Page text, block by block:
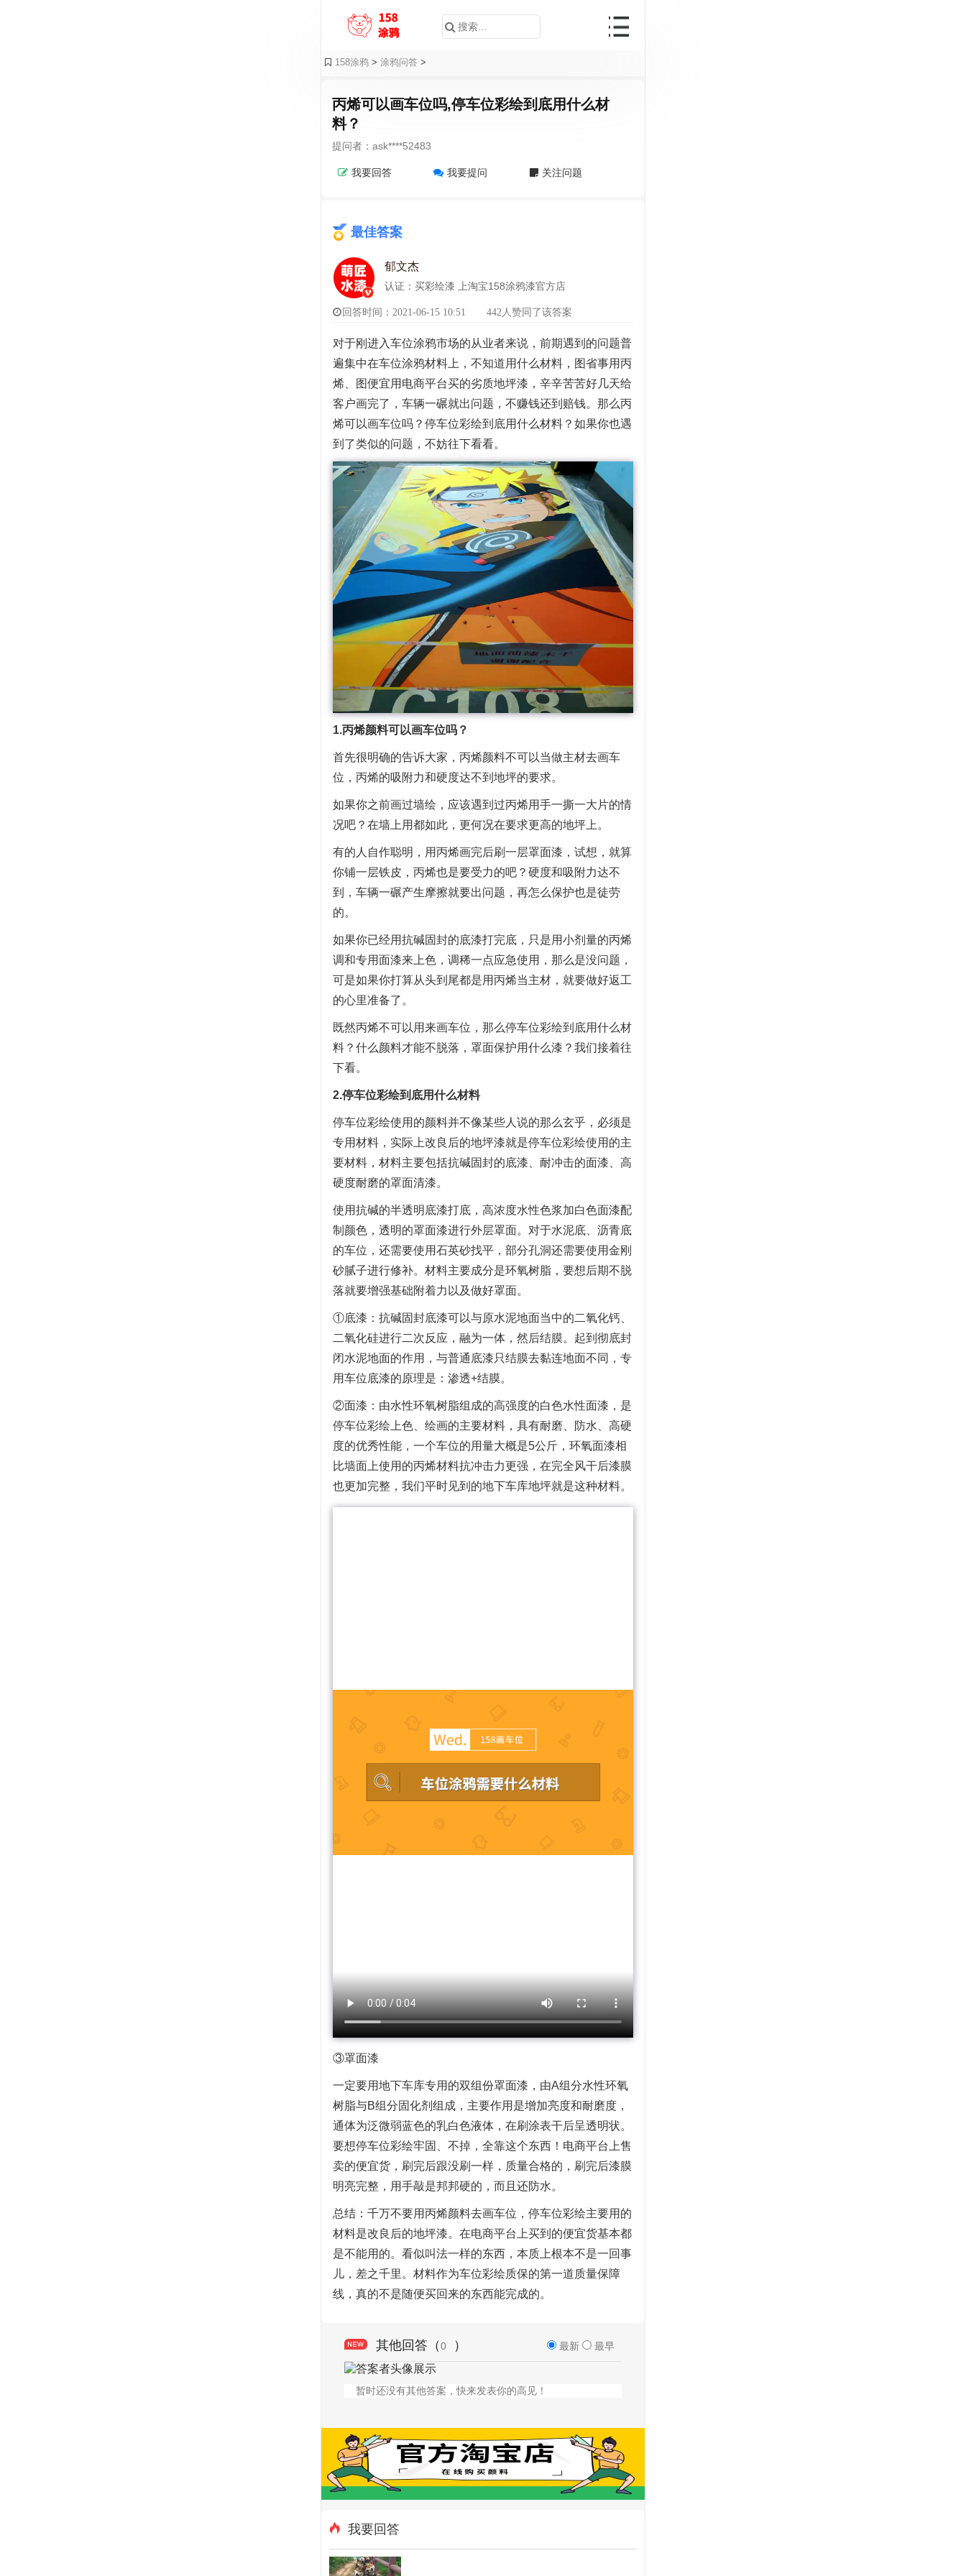
158涂鸦 > 涂鸦问答 >
丙烯可以画车位吗,停车位彩绘到底用什么材
料？
提问者：ask****52483
我要回答 我要提问 关注问题
最佳答案
郁文杰
认证：买彩绘漆 上淘宝158涂鸦漆官方店
回答时间：2021-06-15 10:51 442人赞同了该答案
对于刚进入车位涂鸦市场的从业者来说，前期遇到的问题普
遍集中在车位涂鸦材料上，不知道用什么材料，图省事用丙
烯、图便宜用电商平台买的劣质地坪漆，辛辛苦苦好几天给
客户画完了，车辆一碾就出问题，不赚钱还到赔钱。那么丙
烯可以画车位吗？停车位彩绘到底用什么材料？如果你也遇
到了类似的问题，不妨往下看看。
1.丙烯颜料可以画车位吗？
首先很明确的告诉大家，丙烯颜料不可以当做主材去画车
位，丙烯的吸附力和硬度达不到地坪的要求。
如果你之前画过墙绘，应该遇到过丙烯用手一撕一大片的情
况吧？在墙上用都如此，更何况在要求更高的地坪上。
有的人自作聪明，用丙烯画完后刷一层罩面漆，试想，就算
你铺一层铁皮，丙烯也是要受力的吧？硬度和吸附力达不
到，车辆一碾产生摩擦就要出问题，再怎么保护也是徒劳
的。
如果你已经用抗碱固封的底漆打完底，只是用小剂量的丙烯
调和专用面漆来上色，调稀一点应急使用，那么是没问题，
可是如果你打算从头到尾都是用丙烯当主材，就要做好返工
的心里准备了。
既然丙烯不可以用来画车位，那么停车位彩绘到底用什么材
料？什么颜料才能不脱落，罩面保护用什么漆？我们接着往
下看。
2.停车位彩绘到底用什么材料
停车位彩绘使用的颜料并不像某些人说的那么玄乎，必须是
专用材料，实际上改良后的地坪漆就是停车位彩绘使用的主
要材料，材料主要包括抗碱固封的底漆、耐冲击的面漆、高
硬度耐磨的罩面清漆。
使用抗碱的半透明底漆打底，高浓度水性色浆加白色面漆配
制颜色，透明的罩面漆进行外层罩面。对于水泥底、沥青底
的车位，还需要使用石英砂找平，部分孔洞还需要使用金刚
砂腻子进行修补。材料主要成分是环氧树脂，要想后期不脱
落就要增强基础附着力以及做好罩面。
①底漆：抗碱固封底漆可以与原水泥地面当中的二氧化钙、
二氧化硅进行二次反应，融为一体，然后结膜。起到彻底封
闭水泥地面的作用，与普通底漆只结膜去黏连地面不同，专
用车位底漆的原理是：渗透+结膜。
②面漆：由水性环氧树脂组成的高强度的白色水性面漆，是
停车位彩绘上色、绘画的主要材料，具有耐磨、防水、高硬
度的优秀性能，一个车位的用量大概是5公斤，环氧面漆相
比墙面上使用的丙烯材料抗冲击力更强，在完全风干后漆膜
也更加完整，我们平时见到的地下车库地坪就是这种材料。
③罩面漆
一定要用地下车库专用的双组份罩面漆，由A组分水性环氧
树脂与B组分固化剂组成，主要作用是增加亮度和耐磨度，
通体为泛微弱蓝色的乳白色液体，在刷涂表干后呈透明状。
要想停车位彩绘牢固、不掉，全靠这个东西！电商平台上售
卖的便宜货，刷完后跟没刷一样，质量合格的，刷完后漆膜
明亮完整，用手敲是邦邦硬的，而且还防水。
总结：千万不要用丙烯颜料去画车位，停车位彩绘主要用的
材料是改良后的地坪漆。在电商平台上买到的便宜货基本都
是不能用的。看似叫法一样的东西，本质上根本不是一回事
儿，差之千里。材料作为车位彩绘质保的第一道质量保障
线，真的不是随便买回来的东西能完成的。
其他回答（0 ） 最新 最早
暂时还没有其他答案，快来发表你的高见！
我要回答